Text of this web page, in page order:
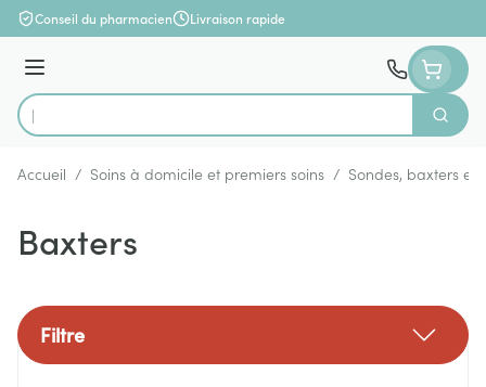
Aller au contenu
Conseil du pharmacien Livraison rapide
Menu
Rechercher
Accueil / Soins à domicile et premiers soins / Sondes, baxters et
Baxters
Filtre